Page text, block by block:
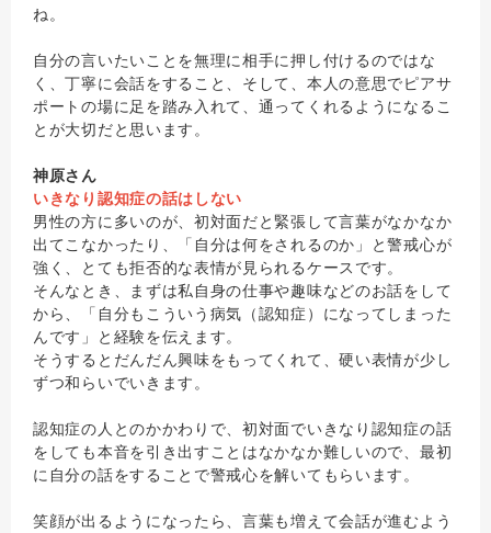
ね。
自分の言いたいことを無理に相手に押し付けるのではな
く、丁寧に会話をすること、そして、本人の意思でピアサ
ポートの場に足を踏み入れて、通ってくれるようになるこ
とが大切だと思います。
神原さん
いきなり認知症の話はしない
男性の方に多いのが、初対面だと緊張して言葉がなかなか
出てこなかったり、「自分は何をされるのか」と警戒心が
強く、とても拒否的な表情が見られるケースです。
そんなとき、まずは私自身の仕事や趣味などのお話をして
から、「自分もこういう病気（認知症）になってしまった
んです」と経験を伝えます。
そうするとだんだん興味をもってくれて、硬い表情が少し
ずつ和らいでいきます。
認知症の人とのかかわりで、初対面でいきなり認知症の話
をしても本音を引き出すことはなかなか難しいので、最初
に自分の話をすることで警戒心を解いてもらいます。
笑顔が出るようになったら、言葉も増えて会話が進むよう